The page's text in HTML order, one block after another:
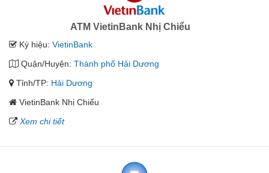
ATM VietinBank Nhị Chiểu
Ký hiệu: VietinBank
Quận/Huyện: Thành phố Hải Dương
Tỉnh/TP: Hải Dương
VietinBank Nhị Chiểu
Xem chi tiết